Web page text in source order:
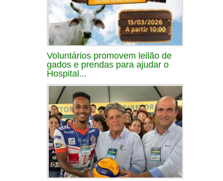
Voluntários promovem leilão de
gados e prendas para ajudar o
Hospital...